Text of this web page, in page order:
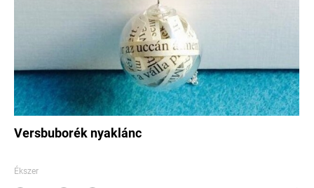
Versbuborék nyaklánc
Ékszer